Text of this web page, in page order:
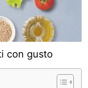
con gusto